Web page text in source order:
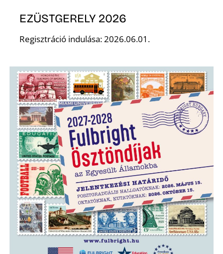
EZÜSTGERELY 2026
Regisztráció indulása: 2026.06.01.